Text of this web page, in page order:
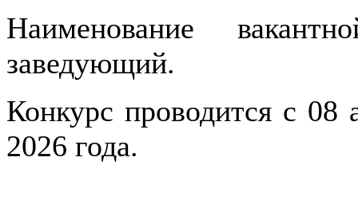
Наименование
заведующий.
Конкурс проводится с 08
2026 года.